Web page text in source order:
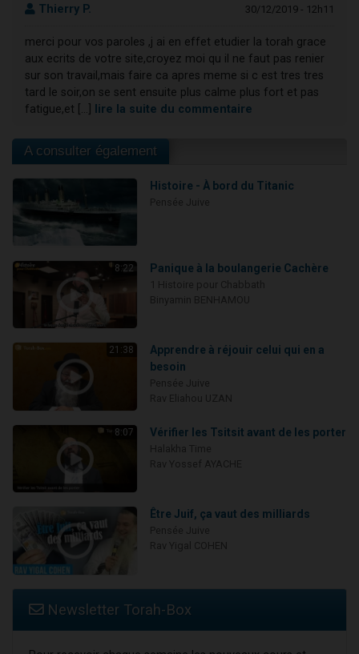
Thierry P. 30/12/2019 - 12h11
merci pour vos paroles ,j ai en effet etudier la torah grace
aux ecrits de votre site,croyez moi qu il ne faut pas renier
sur son travail,mais faire ca apres meme si c est tres tres
tard le soir,on se sent ensuite plus calme plus fort et pas
fatigue,et [...]
lire la suite du commentaire
A consulter également
Histoire - À bord du Titanic
8:22 Panique à la boulangerie Cachère
21:38
Apprendre à réjouir celui qui en a
besoin
8:07 Vérifier les Tsitsit avant de les porter
Être Juif, ça vaut des milliards
Newsletter Torah-Box